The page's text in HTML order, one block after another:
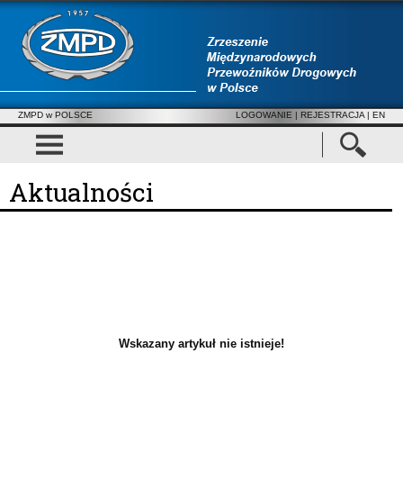
ZMPD w POLSCE LOGOWANIE | REJESTRACJA | EN
Aktualności
Wskazany artykuł nie istnieje!